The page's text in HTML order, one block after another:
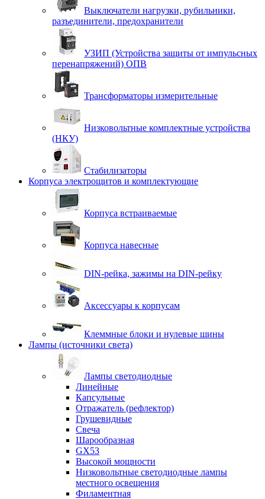
Выключатели нагрузки, рубильники,
разъединители, предохранители
УЗИП (Устройства защиты от импульсных
перенапряжений) ОПВ
Трансформаторы измерительные
Низковольтные комплектные устройства
(НКУ)
Стабилизаторы
Корпуса электрощитов и комплектующие
Корпуса встраиваемые
Корпуса навесные
DIN-рейка, зажимы на DIN-рейку
Аксессуары к корпусам
Клеммные блоки и нулевые шины
Лампы (источники света)
Лампы светодиодные
Линейные
Капсульные
Отражатель (рефлектор)
Грушевидные
Свеча
Шарообразная
GX53
Высокой мощности
Низковольтные светодиодные лампы
местного освещения
Филаментная